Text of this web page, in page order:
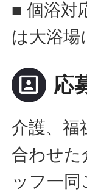
■ 個浴対
は大浴場
portrait 応
介護、福
合わせた
ッフ一